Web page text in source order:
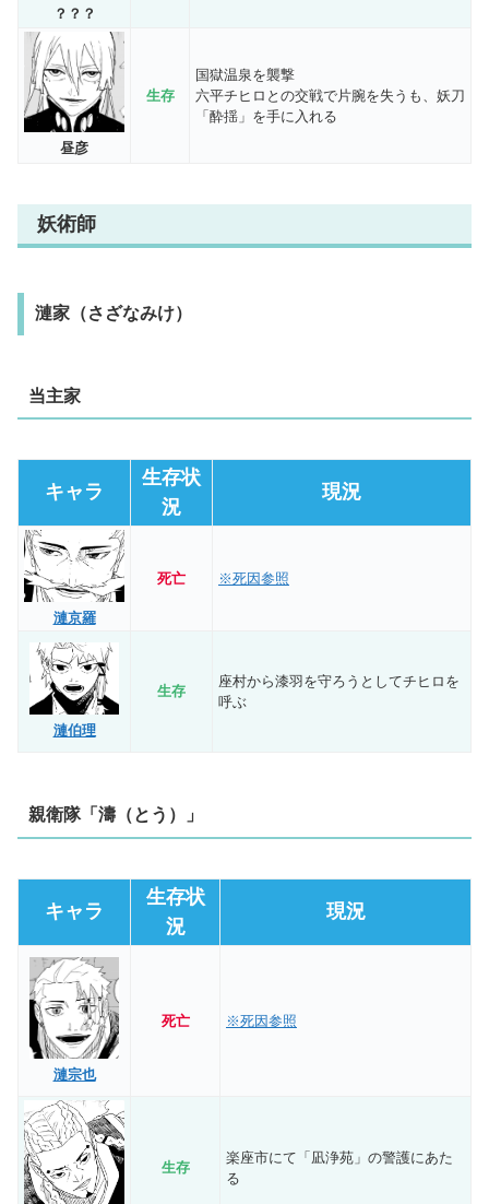
？？？
昼彦
生存
国獄温泉を襲撃
六平チヒロとの交戦で片腕を失うも、妖刀
「酔揺」を手に入れる
妖術師
漣家（さざなみけ）
当主家
キャラ
生存状
況
現況
漣京羅
死亡 ※死因参照
漣伯理
生存
座村から漆羽を守ろうとしてチヒロを
呼ぶ
親衛隊「濤（とう）」
キャラ
生存状
況
現況
漣宗也
死亡 ※死因参照
生存
楽座市にて「凪浄苑」の警護にあた
る